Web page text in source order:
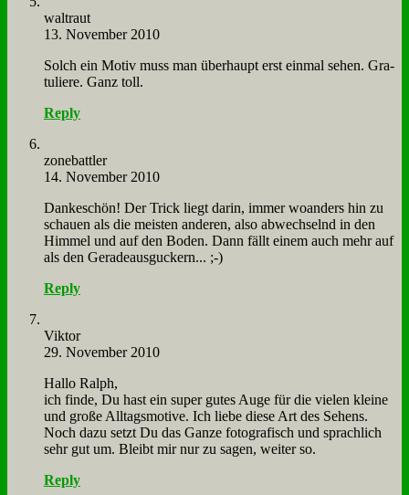
wal­traut
13. November 2010
Solch ein Mo­tiv muss man über­haupt erst ein­mal se­hen. Gra­
tu­lie­re. Ganz toll.
Reply
zone­batt­ler
14. November 2010
Dan­ke­schön! Der Trick liegt dar­in, im­mer wo­an­ders hin zu
schau­en als die mei­sten an­de­ren, al­so ab­wech­selnd in den
Him­mel und auf den Bo­den. Dann fällt ei­nem auch mehr auf
als den Ge­ra­de­aus­guckern... ;-)
Reply
Vik­tor
29. November 2010
Hal­lo Ralph,
ich fin­de, Du hast ein su­per gu­tes Au­ge für die vie­len klei­ne
und gro­ße All­tags­mo­ti­ve. Ich lie­be die­se Art des Se­hens.
Noch da­zu setzt Du das Gan­ze fo­to­gra­fisch und sprach­lich
sehr gut um. Bleibt mir nur zu sa­gen, wei­ter so.
Reply